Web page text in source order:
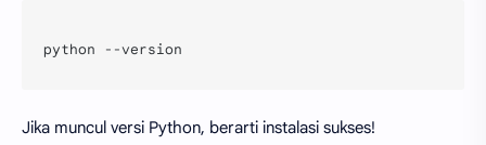
python --version
Jika muncul versi Python, berarti instalasi sukses!